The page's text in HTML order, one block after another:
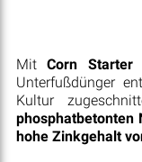
MitCorn Starter
Unterfußdünger
Kultur
phosphatbetonten
hohe Zinkgehalt